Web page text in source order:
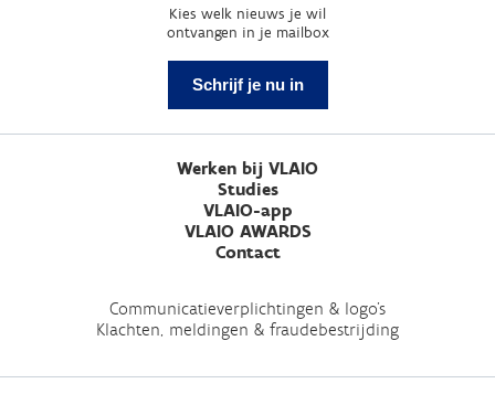
Kies welk nieuws je wil
ontvangen in je mailbox
Schrijf je nu in
Werken bij VLAIO
Studies
VLAIO-app
VLAIO AWARDS
Contact
Communicatieverplichtingen & logo's
Klachten, meldingen & fraudebestrijding